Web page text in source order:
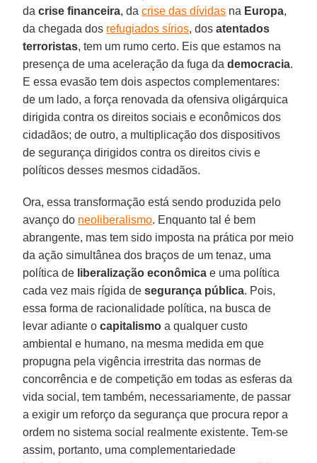
dacrise financeira, dacrise das dívidas na Europa,
da chegada dos refugiados sírios, dosatentados
terroristas, tem um rumo certo. Eis que estamos na
presença de uma aceleração da fuga dademocracia.
E essa evasão tem dois aspectos complementares:
de um lado, a força renovada da ofensiva oligárquica
dirigida contra os direitos sociais e econômicos dos
cidadãos; de outro, a multiplicação dos dispositivos
de segurança dirigidos contra os direitos civis e
políticos desses mesmos cidadãos.
Ora, essa transformação está sendo produzida pelo
avanço do neoliberalismo. Enquanto tal é bem
abrangente, mas tem sido imposta na prática por meio
da ação simultânea dos braços de um tenaz, uma
política de liberalização econômica e uma política
cada vez mais rígida desegurança pública. Pois,
essa forma de racionalidade política, na busca de
levar adiante ocapitalismo a qualquer custo
ambiental e humano, na mesma medida em que
propugna pela vigência irrestrita das normas de
concorrência e de competição em todas as esferas da
vida social, tem também, necessariamente, de passar
a exigir um reforço da segurança que procura repor a
ordem no sistema social realmente existente. Tem-se
assim, portanto, uma complementariedade